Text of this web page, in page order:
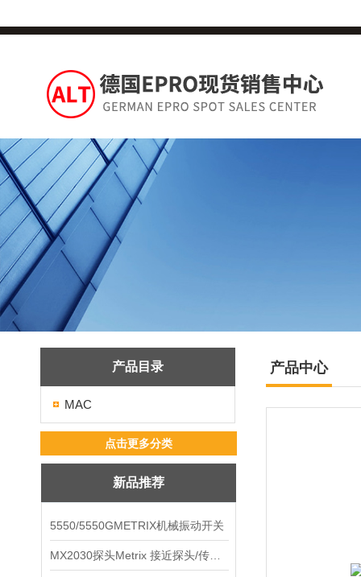
产品目录
MAC
点击更多分类
新品推荐
5550/5550GMETRIX机械振动开关
产品中心